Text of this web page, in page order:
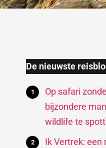
De nieuwste
Op safari
bijzondere
wildlife te
Ik Vertrek: een